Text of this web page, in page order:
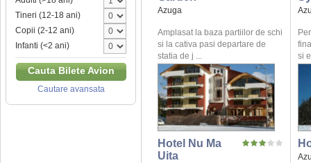
Tineri (12-18 ani)
Copii (2-12 ani)
Infanti (<2 ani)
Cauta Bilete Avion
Cautare avansata
Azuga
Amplasat la baza partiilor de schi
si la cativa pasi departare de
statia de j ...
si
Hotel Nu Ma
Uita